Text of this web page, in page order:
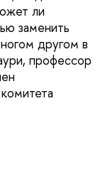
ли
заменить
другом в
профессор